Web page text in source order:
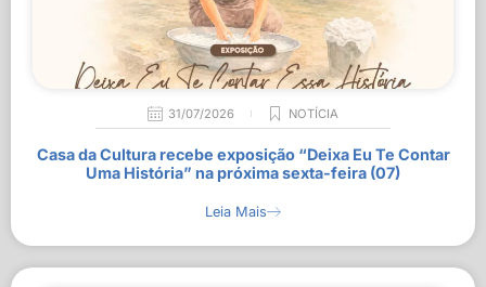
31/07/2026 NOTÍCIA
Casa da Cultura recebe exposição “Deixa Eu Te Contar
Uma História” na próxima sexta-feira (07)
Leia Mais